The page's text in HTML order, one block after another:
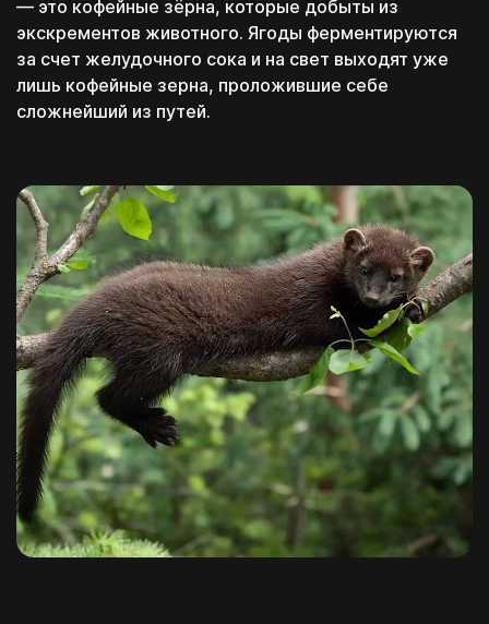
— это кофейные зёрна, которые добыты из
экскрементов животного. Ягоды ферментируются
за счет желудочного сока и на свет выходят уже
лишь кофейные зерна, проложившие себе
сложнейший из путей.